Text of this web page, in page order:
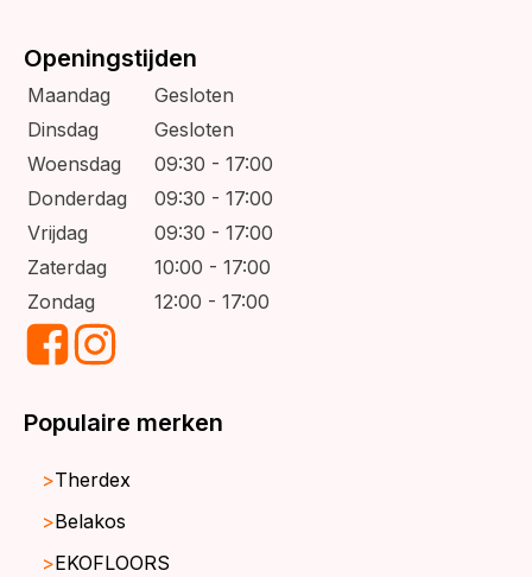
Openingstijden
Maandag
Gesloten
Dinsdag
Gesloten
Woensdag
09:30 - 17:00
Donderdag
09:30 - 17:00
Vrijdag
09:30 - 17:00
Zaterdag
10:00 - 17:00
Zondag
12:00 - 17:00
Populaire merken
Therdex
Belakos
EKOFLOORS